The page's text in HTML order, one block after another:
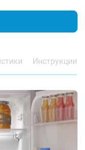
Инструкции